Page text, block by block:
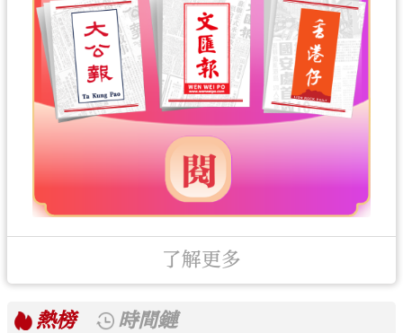
了解更多
熱榜
時間鏈